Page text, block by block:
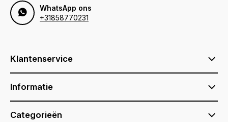
WhatsApp ons
+31858770231
Klantenservice
Informatie
Categorieën